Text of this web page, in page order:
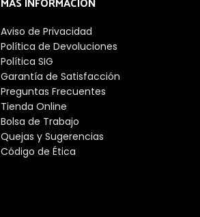
Aviso de Privacidad
Política de Devoluciones
Política SIG
Garantía de Satisfacción
Preguntas Frecuentes
Tienda Online
Bolsa de Trabajo
Quejas y Sugerencias
Código de Ética